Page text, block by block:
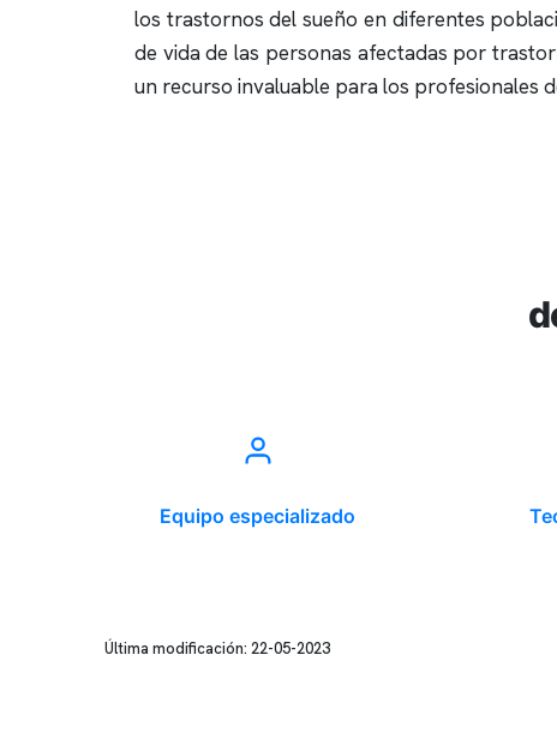
los trastornos del sueño en diferentes
de vida de las personas afectadas por
un recurso invaluable para los profesionales
Equipo especializado
Última modificación: 22-05-2023